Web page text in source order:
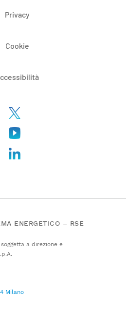
Privacy
Cookie
ENERGETICO – RSE
a direzione e
Milano